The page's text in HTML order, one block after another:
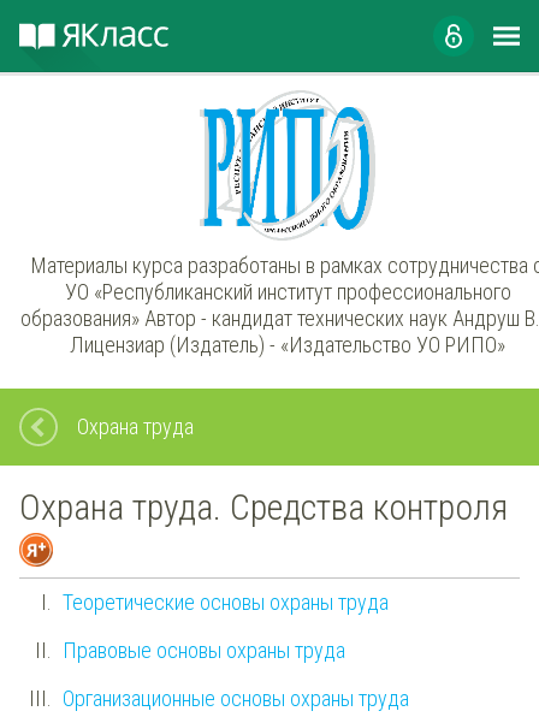
Охрана труда
Охрана труда. Средства контроля
Теоретические основы охраны труда
Правовые основы охраны труда
Организационные основы охраны труда